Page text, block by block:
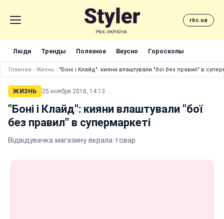
rbc.ua
Люди Тренды Полезное Вкусно Гороскопы
Главная › Жизнь › "Боні і Клайд": кияни влаштували "бої без правил" в
ЖИЗНЬ 25 ноября 2018, 14:13
"Боні і Клайд": кияни влаштували "бої
без правил" в супермаркеті
Відвідувачка магазину вкрала товар